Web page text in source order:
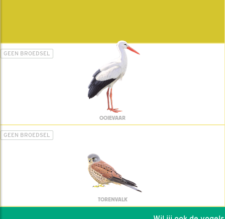
GEEN BROEDSEL
OOIEVAAR
GEEN BROEDSEL
TORENVALK